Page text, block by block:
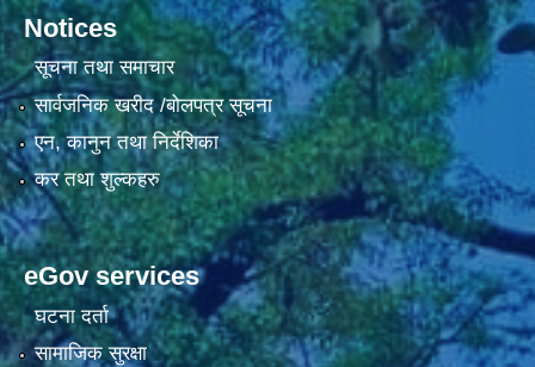
Notices
सूचना तथा समाचार
सार्वजनिक खरीद /बोलपत्र सूचना
एन, कानुन तथा निर्देशिका
कर तथा शुल्कहरु
eGov services
घटना दर्ता
सामाजिक सुरक्षा